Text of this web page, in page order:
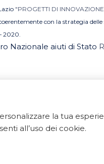
"PROGETTI DI
con la strategia
2020.
Nazionale aiuti di Stato
Tutti i diritti riservati.
la tua
all’uso dei cookie.